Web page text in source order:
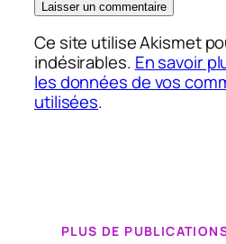
Ce site utilise Akismet
indésirables. En savoir
les données de vos
utilisées.
PLUS DE